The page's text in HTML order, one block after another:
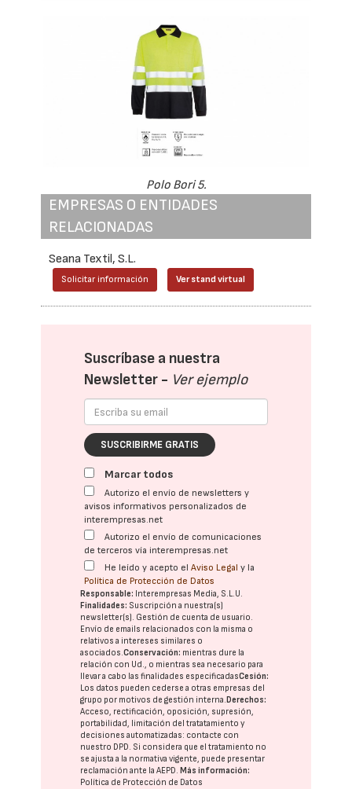
Polo Bori 5.
EMPRESAS O ENTIDADES
RELACIONADAS
Seana Textil, S.L.
Solicitar información Ver stand virtual
Suscríbase a nuestra
Newsletter - Ver ejemplo
SUSCRIBIRME GRATIS
Marcar todos
Autorizo el envío de newsletters y
avisos informativos personalizados de
interempresas.net
Autorizo el envío de comunicaciones
de terceros vía interempresas.net
He leído y acepto elAviso Legal y la
Política de Protección de Datos
Responsable: Interempresas Media, S.L.U.
Finalidades: Suscripción a nuestra(s)
newsletter(s). Gestión de cuenta de usuario.
Envío de emails relacionados con la misma o
relativos a intereses similares o
asociados.Conservación: mientras dure la
relación con Ud., o mientras sea necesario para
llevar a cabo las finalidades especificadasCesión:
Los datos pueden cederse a otras empresas del
grupo por motivos de gestión interna.Derechos:
Acceso, rectificación, oposición, supresión,
portabilidad, limitación del tratatamiento y
decisiones automatizadas: contacte con
nuestro DPD. Si considera que el tratamiento no
se ajusta a la normativa vigente, puede presentar
reclamación ante laAEPD.Más información:
Política de Protección de Datos